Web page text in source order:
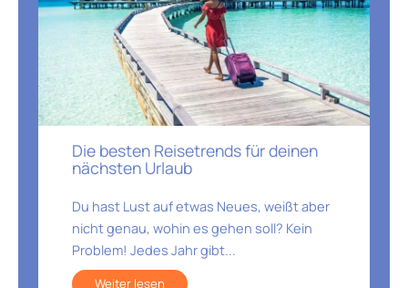
Die besten Reisetrends für deinen
nächsten Urlaub
Du hast Lust auf etwas Neues, weißt aber
nicht genau, wohin es gehen soll? Kein
Problem! Jedes Jahr gibt...
Weiter lesen